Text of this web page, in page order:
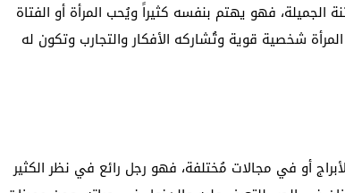
فهو يهتم بنفسه كثيراً ويُحب المرأة أو الفتاة
شخصية قوية وتُشاركه الأفكار والتجارب وتكون له
أو في مجالات مُختلفة، فهو رجل رائع في نظر الكثير